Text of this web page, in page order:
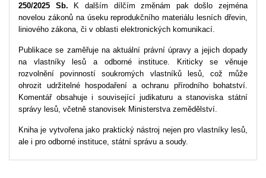
250/2025 Sb. K dalším dílčím změnám pak došlo zejména
novelou zákonů na úseku reprodukčního materiálu lesních dřevin,
liniového zákona, či v oblasti elektronických komunikací.
Publikace se zaměřuje na aktuální právní úpravy a jejich dopady
na vlastníky lesů a odborné instituce. Kriticky se věnuje
rozvolnění povinností soukromých vlastníků lesů, což může
ohrozit udržitelné hospodaření a ochranu přírodního bohatství.
Komentář obsahuje i související judikaturu a stanoviska státní
správy lesů, včetně stanovisek Ministerstva zemědělství.
Kniha je vytvořena jako praktický nástroj nejen pro vlastníky lesů,
ale i pro odborné instituce, státní správu a soudy.